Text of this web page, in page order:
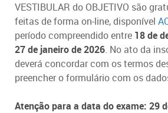
VESTIBULAR do OBJETIVO são
feitas de forma on-line, disponível
período compreendido entre 18 de
27 de janeiro de 2026. No ato da
deverá concordar com os termos
preencher o formulário com os
Atenção para a data do exame: 29